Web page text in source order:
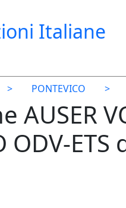
Italiane
> PONTEVICO >
AUSER
ODV-ETS